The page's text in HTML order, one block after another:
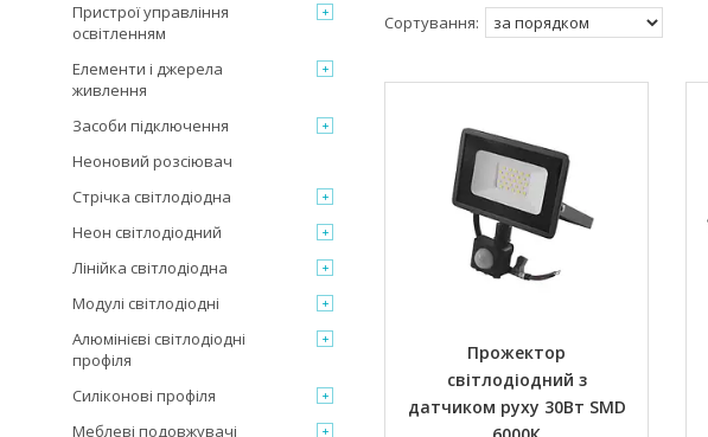
Прожектор
світлодіодний з
датчиком руху 30Вт SMD
Пристрої управління
освітленням
Елементи і джерела
живлення
Засоби підключення
Неоновий розсіювач
Стрічка світлодіодна
Неон світлодіодний
Лінійка світлодіодна
Модулі світлодіодні
Алюмінієві світлодіодні
профіля
Силіконові профіля
Меблеві подовжувачі